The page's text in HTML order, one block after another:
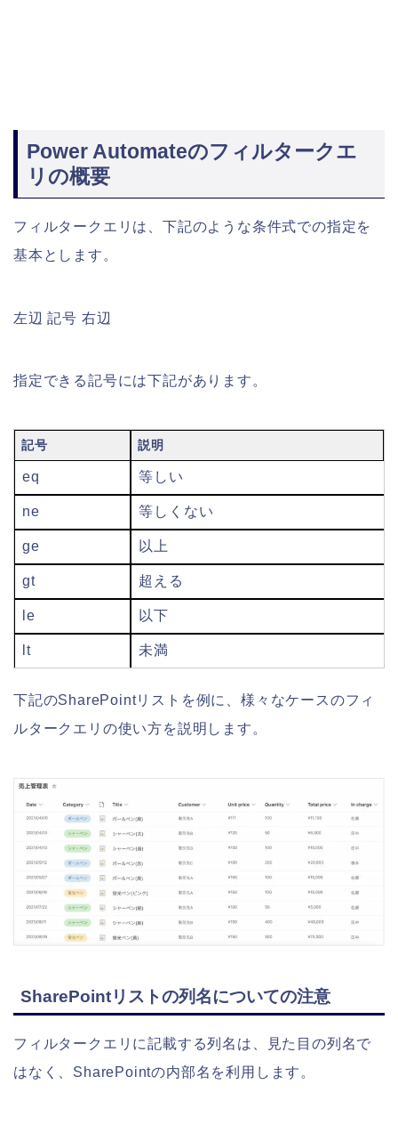
Power Automateのフィルタークエ
リの概要
フィルタークエリは、下記のような条件式での指定を
基本とします。
左辺 記号 右辺
指定できる記号には下記があります。
記号 説明
eq 等しい
ne 等しくない
ge 以上
gt 超える
le 以下
lt 未満
下記のSharePointリストを例に、様々なケースのフィ
ルタークエリの使い方を説明します。
SharePointリストの列名についての注意
フィルタークエリに記載する列名は、見た目の列名で
はなく、SharePointの内部名を利用します。